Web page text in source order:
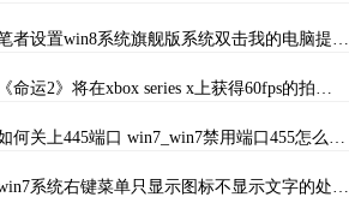
者设置win8系统旗舰版系统双击我的电脑提…
《命运2》将在xbox series x上获得60fps的拍…
何关上445端口 win7_win7禁用端口455怎么…
系统右键菜单只显示图标不显示文字的处…